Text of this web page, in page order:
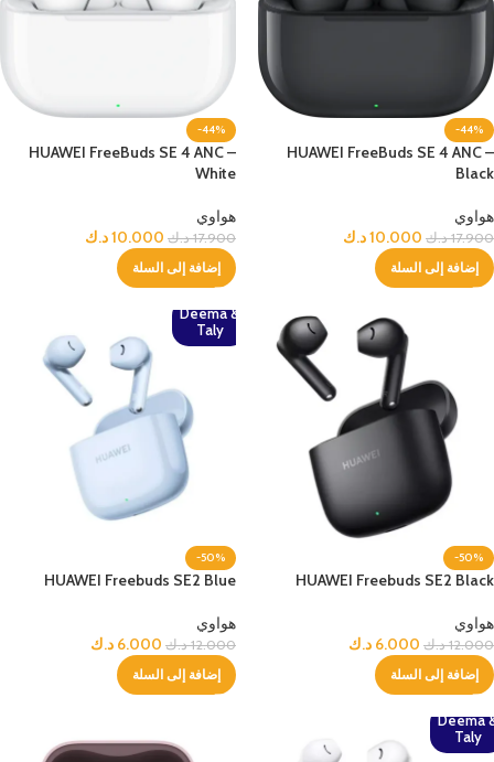
-44%
HUAWEI FreeBuds SE 4 ANC –
Black
هواوي
17.900 د.ك 10.000د.ك
إضافة إلى السلة
-44%
HUAWEI FreeBuds SE 4 ANC –
White
هواوي
17.900 د.ك 10.000د.ك
إضافة إلى السلة
-50%
HUAWEI Freebuds SE2 Black
هواوي
12.000 د.ك 6.000 د.ك
إضافة إلى السلة
Deema &
Taly
-50%
HUAWEI Freebuds SE2 Blue
هواوي
12.000 د.ك 6.000 د.ك
إضافة إلى السلة
Deema
Taly